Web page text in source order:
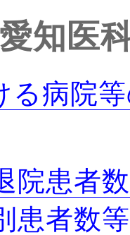
愛知医
る病院
院患者数
患者数